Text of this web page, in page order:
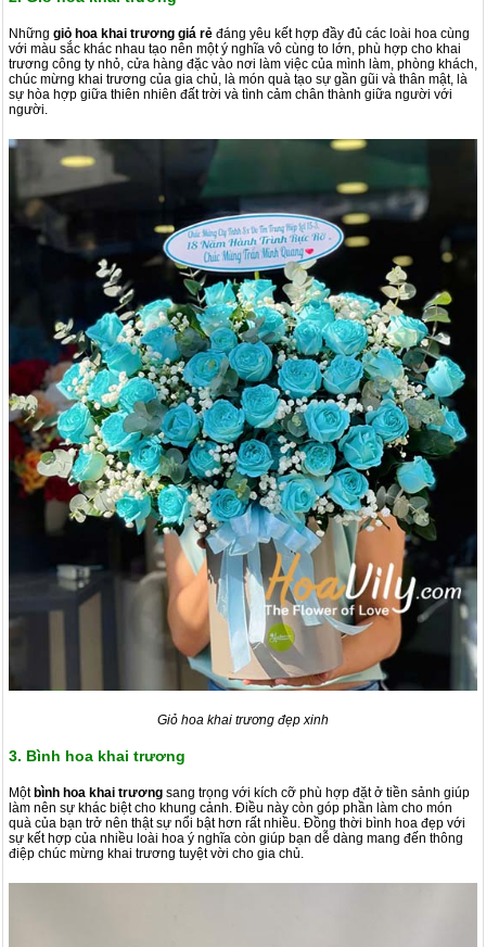
Những giỏ hoa khai trương giá rẻ đáng yêu kết hợp đầy đủ các loài hoa cùng
với màu sắc khác nhau tạo nên một ý nghĩa vô cùng to lớn, phù hợp cho khai
trương công ty nhỏ, cửa hàng đặc vào nơi làm việc của mình làm, phòng khách,
chúc mừng khai trương của gia chủ, là món quà tạo sự gần gũi và thân mật, là
sự hòa hợp giữa thiên nhiên đất trời và tình cảm chân thành giữa người với
người.
Giỏ hoa khai trương đẹp xinh
3. Bình hoa khai trương
Một bình hoa khai trương sang trọng với kích cỡ phù hợp đặt ở tiền sảnh giúp
làm nên sự khác biệt cho khung cảnh. Điều này còn góp phần làm cho món
quà của bạn trở nên thật sự nổi bật hơn rất nhiều. Đồng thời bình hoa đẹp với
sự kết hợp của nhiều loài hoa ý nghĩa còn giúp bạn dễ dàng mang đến thông
điệp chúc mừng khai trương tuyệt vời cho gia chủ.